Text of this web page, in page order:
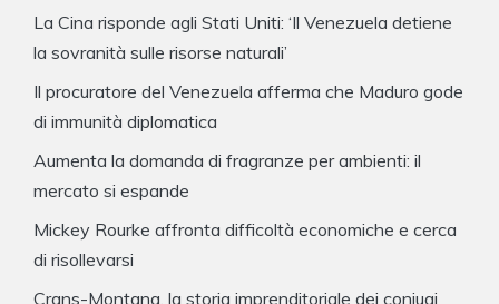
La Cina risponde agli Stati Uniti: ‘Il Venezuela detiene
la sovranità sulle risorse naturali’
Il procuratore del Venezuela afferma che Maduro gode
di immunità diplomatica
Aumenta la domanda di fragranze per ambienti: il
mercato si espande
Mickey Rourke affronta difficoltà economiche e cerca
di risollevarsi
Crans-Montana, la storia imprenditoriale dei coniugi